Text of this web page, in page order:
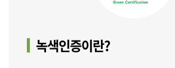
녹색인증이란?